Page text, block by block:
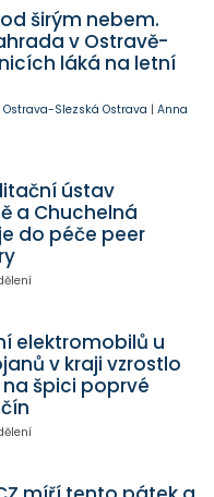
širým nebem.
v Ostravě-
láká na letní
Ostrava-Slezská Ostrava | Anna
ústav
a Chuchelná
do péče peer
elektromobilů u
v kraji vzrostlo
na špici poprvé